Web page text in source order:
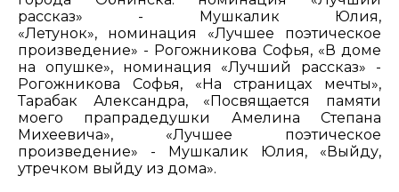
рассказ» - Мушкалик Юлия,
«Летунок», номинация «Лучшее поэтическое
произведение» - Рогожникова Софья, «В доме
на опушке», номинация «Лучший рассказ» -
Рогожникова Софья, «На страницах мечты»,
Тарабак Александра, «Посвящается памяти
моего прапрадедушки Амелина Степана
Михеевича», «Лучшее поэтическое
произведение» - Мушкалик Юлия, «Выйду,
утречком выйду из дома».